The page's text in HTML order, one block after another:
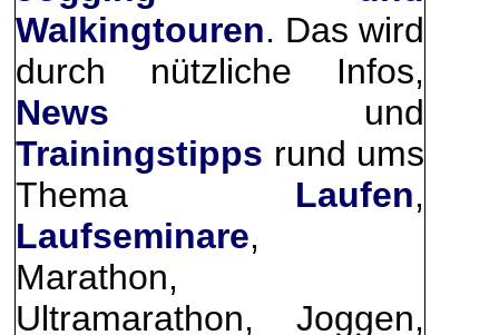
Walkingtouren. Das wird
durch nützliche Infos,
News und
Trainingstipps rund ums
Thema Laufen,
Laufseminare,
Marathon,
Ultramarathon, Joggen,